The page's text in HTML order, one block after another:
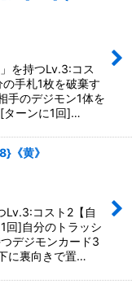
を持つLv.3:コス
手札1枚を破棄す
手のデジモン1体を
ターンに1回]…
《黄》
Lv.3:コスト2【自
回]自分のトラッシ
デジモンカード3
に裏向きで置…